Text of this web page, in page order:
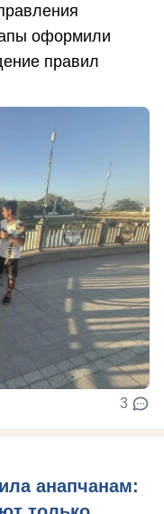
оформили
правил
3
анапчанам: